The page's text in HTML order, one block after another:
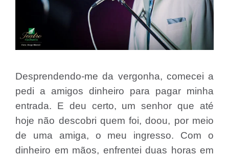
Desprendendo-me da vergonha, comecei a
pedi a amigos dinheiro para pagar minha
entrada. E deu certo, um senhor que até
hoje não descobri quem foi, doou, por meio
de uma amiga, o meu ingresso. Com o
dinheiro em mãos, enfrentei duas horas em